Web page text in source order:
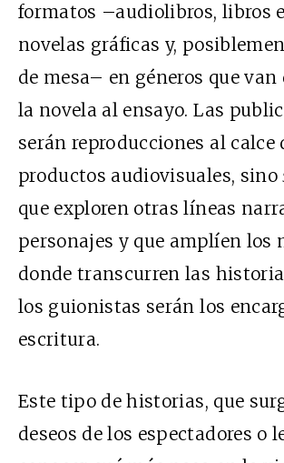
formatos –audiolibros, libros
novelas gráficas y,
de mesa– en géneros que van
la novela al ensayo. Las
serán reproducciones al calce
productos audiovisuales, sino
que exploren otras líneas
personajes y que amplíen los
donde transcurren las
los guionistas serán los
escritura.
Este tipo de historias, que
deseos de los espectadores o